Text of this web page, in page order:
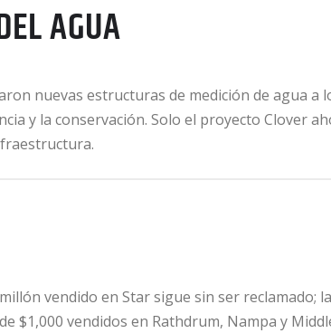
AGUA
nuevas estructuras de medición de agua a
y la conservación. Solo el proyecto Clover
vendido en Star sigue sin ser reclamado;
$1,000 vendidos en Rathdrum, Nampa y